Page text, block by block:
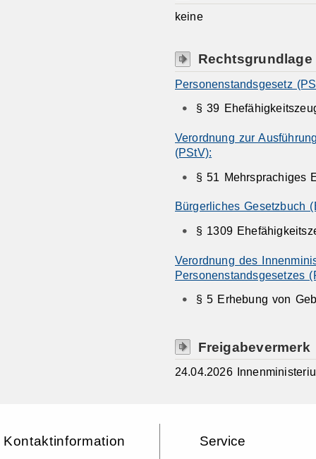
keine
Rechtsgrundlage
Personenstandsgesetz
§ 39
Verordnung zur
(PStV):
§ 51 Mehrsprachiges
Bürgerliches Gesetzbuch
§ 1309
Verordnung des
Personenstandsgesetzes
§ 5 Erhebung von
Freigabevermerk
24.04.2026
Kontaktinformation Service